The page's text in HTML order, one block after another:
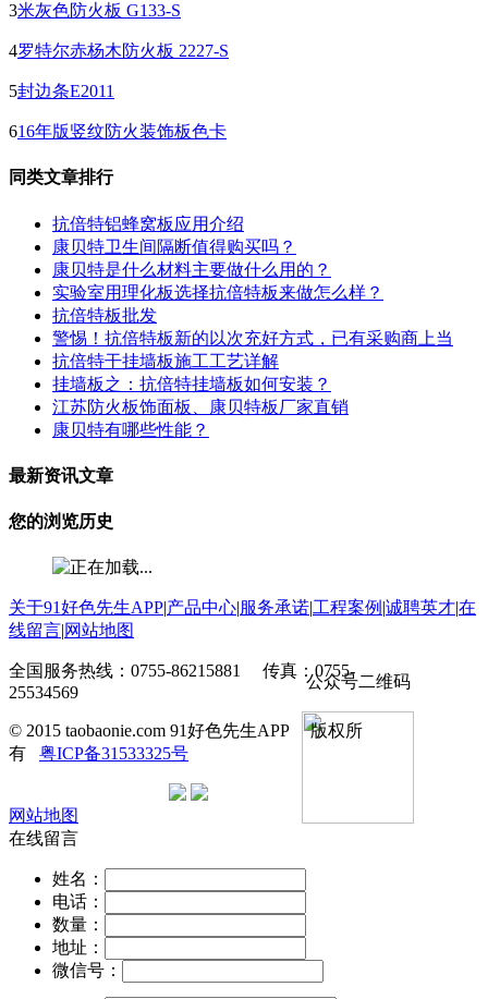
3米灰色防火板 G133-S
4罗特尔赤杨木防火板 2227-S
5封边条E2011
616年版竖纹防火装饰板色卡
同类文章排行
抗倍特铝蜂窝板应用介绍
康贝特卫生间隔断值得购买吗？
康贝特是什么材料主要做什么用的？
实验室用理化板选择抗倍特板来做怎么样？
抗倍特板批发
警惕！抗倍特板新的以次充好方式，已有采购商上当
抗倍特干挂墙板施工工艺详解
挂墙板之：抗倍特挂墙板如何安装？
江苏防火板饰面板、康贝特板厂家直销
康贝特有哪些性能？
最新资讯文章
您的浏览历史
关于91好色先生APP 产品中心 服务承诺工程案例 诚聘英才在
线留言 网站地图
公众号二维码
全国服务热线：0755-86215881 传真：0755-
25534569
© 2015 taobaonie.com 91好色先生APP 版权所
有 粤ICP备31533325号
网站地图
在线留言
姓名：
电话：
数量：
地址：
微信号：